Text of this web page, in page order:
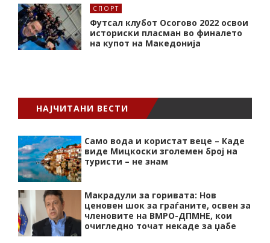
СПОРТ
Футсал клубот Осогово 2022 освои
историски пласман во финалето
на купот на Македонија
НАЈЧИТАНИ ВЕСТИ
Само вода и користат веце – Каде
виде Мицкоски зголемен број на
туристи – не знам
Макрадули за горивата: Нов
ценовен шок за граѓаните, освен за
членовите на ВМРО-ДПМНЕ, кои
очигледно точат некаде за џабе